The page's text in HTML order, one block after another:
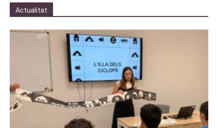
Actualitat